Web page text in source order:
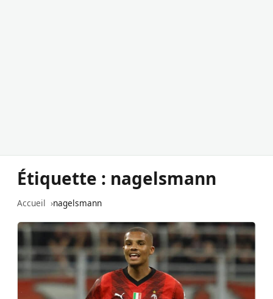
Étiquette : nagelsmann
Accueil nagelsmann